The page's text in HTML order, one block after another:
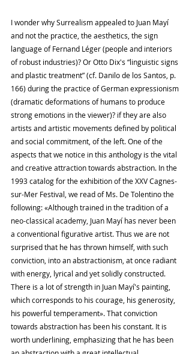
I wonder why Surrealism appealed to Juan Mayí
and not the practice, the aesthetics, the sign
language of Fernand Léger (people and interiors
of robust industries)? Or Otto Dix's “linguistic signs
and plastic treatment” (cf. Danilo de los Santos, p.
166) during the practice of German expressionism
(dramatic deformations of humans to produce
strong emotions in the viewer)? if they are also
artists and artistic movements defined by political
and social commitment, of the left. One of the
aspects that we notice in this anthology is the vital
and creative attraction towards abstraction. In the
1993 catalog for the exhibition of the XXV Cagnes-
sur-Mer Festival, we read of Ms. De Tolentino the
following: «Although trained in the tradition of a
neo-classical academy, Juan Mayí has ​​never been
a conventional figurative artist. Thus we are not
surprised that he has thrown himself, with such
conviction, into an abstractionism, at once radiant
with energy, lyrical and yet solidly constructed.
There is a lot of strength in Juan Mayí's painting,
which corresponds to his courage, his generosity,
his powerful temperament». That conviction
towards abstraction has been his constant. It is
worth underlining, emphasizing that he has been